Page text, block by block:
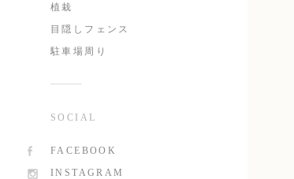
植栽
目隠しフェンス
駐車場周り
SOCIAL
FACEBOOK
INSTAGRAM